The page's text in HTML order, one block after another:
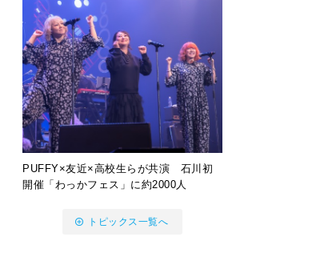
PUFFY×友近×高校生らが共演 石川初
開催「わっかフェス」に約2000人
トピックス一覧へ